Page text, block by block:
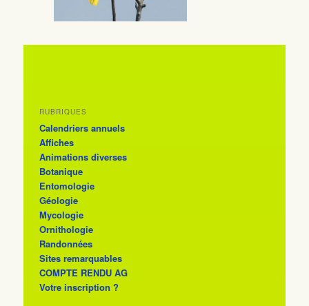
RUBRIQUES
Calendriers annuels
Affiches
Animations diverses
Botanique
Entomologie
Géologie
Mycologie
Ornithologie
Randonnées
Sites remarquables
COMPTE RENDU AG
Votre inscription ?